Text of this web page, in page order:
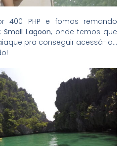
400 PHP e fomos remando
Small Lagoon, onde temos que
pra conseguir acessá-la…